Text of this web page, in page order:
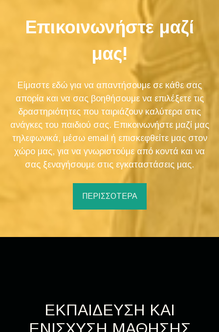
Επικοινωνήστε μαζί
μας!
Είμαστε εδώ για να απαντήσουμε σε κάθε σας
απορία και να σας βοηθήσουμε να επιλέξετε τις
δραστηριότητες που ταιριάζουν καλύτερα στις
ανάγκες του παιδιού σας. Επικοινωνήστε μαζί μας
τηλεφωνικά, μέσω email ή επισκεφθείτε μας στον
χώρο μας, για να γνωριστούμε από κοντά και να
σας ξεναγήσουμε στις εγκαταστάσεις μας.
ΠΕΡΙΣΣΟΤΕΡΑ
ΕΚΠΑΙΔΕΥΣΗ ΚΑΙ